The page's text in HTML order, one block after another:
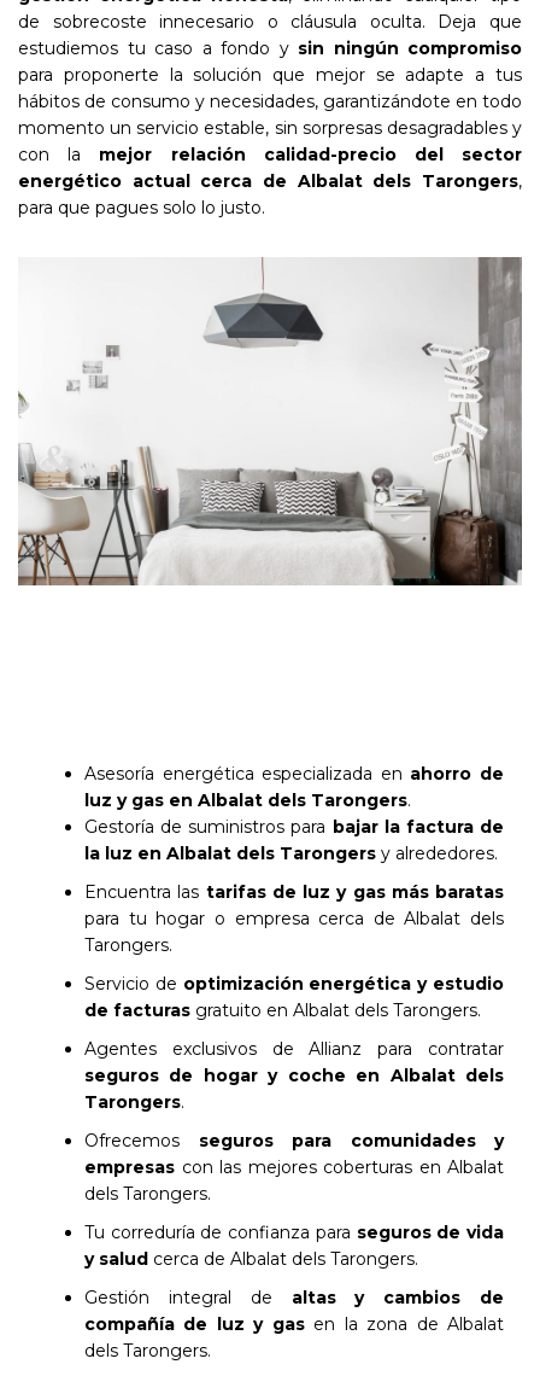
de sobrecoste innecesario o cláusula oculta. Deja que
estudiemos tu caso a fondo y sin ningún compromiso
para proponerte la solución que mejor se adapte a tus
hábitos de consumo y necesidades, garantizándote en todo
momento un servicio estable, sin sorpresas desagradables y
con la mejor relación calidad-precio del sector
energético actual cerca de Albalat dels Tarongers,
para que pagues solo lo justo.
Asesoría energética especializada en ahorro de
luz y gas en Albalat dels Tarongers.
Gestoría de suministros para bajar la factura de
la luz en Albalat dels Tarongers y alrededores.
Encuentra las tarifas de luz y gas más baratas
para tu hogar o empresa cerca de Albalat dels
Tarongers.
Servicio de optimización energética y estudio
de facturas gratuito en Albalat dels Tarongers.
Agentes exclusivos de Allianz para contratar
seguros de hogar y coche en Albalat dels
Tarongers.
Ofrecemos seguros para comunidades y
empresas con las mejores coberturas en Albalat
dels Tarongers.
Tu correduría de confianza para seguros de vida
y salud cerca de Albalat dels Tarongers.
Gestión integral de altas y cambios de
compañía de luz y gasen la zona de Albalat
dels Tarongers.